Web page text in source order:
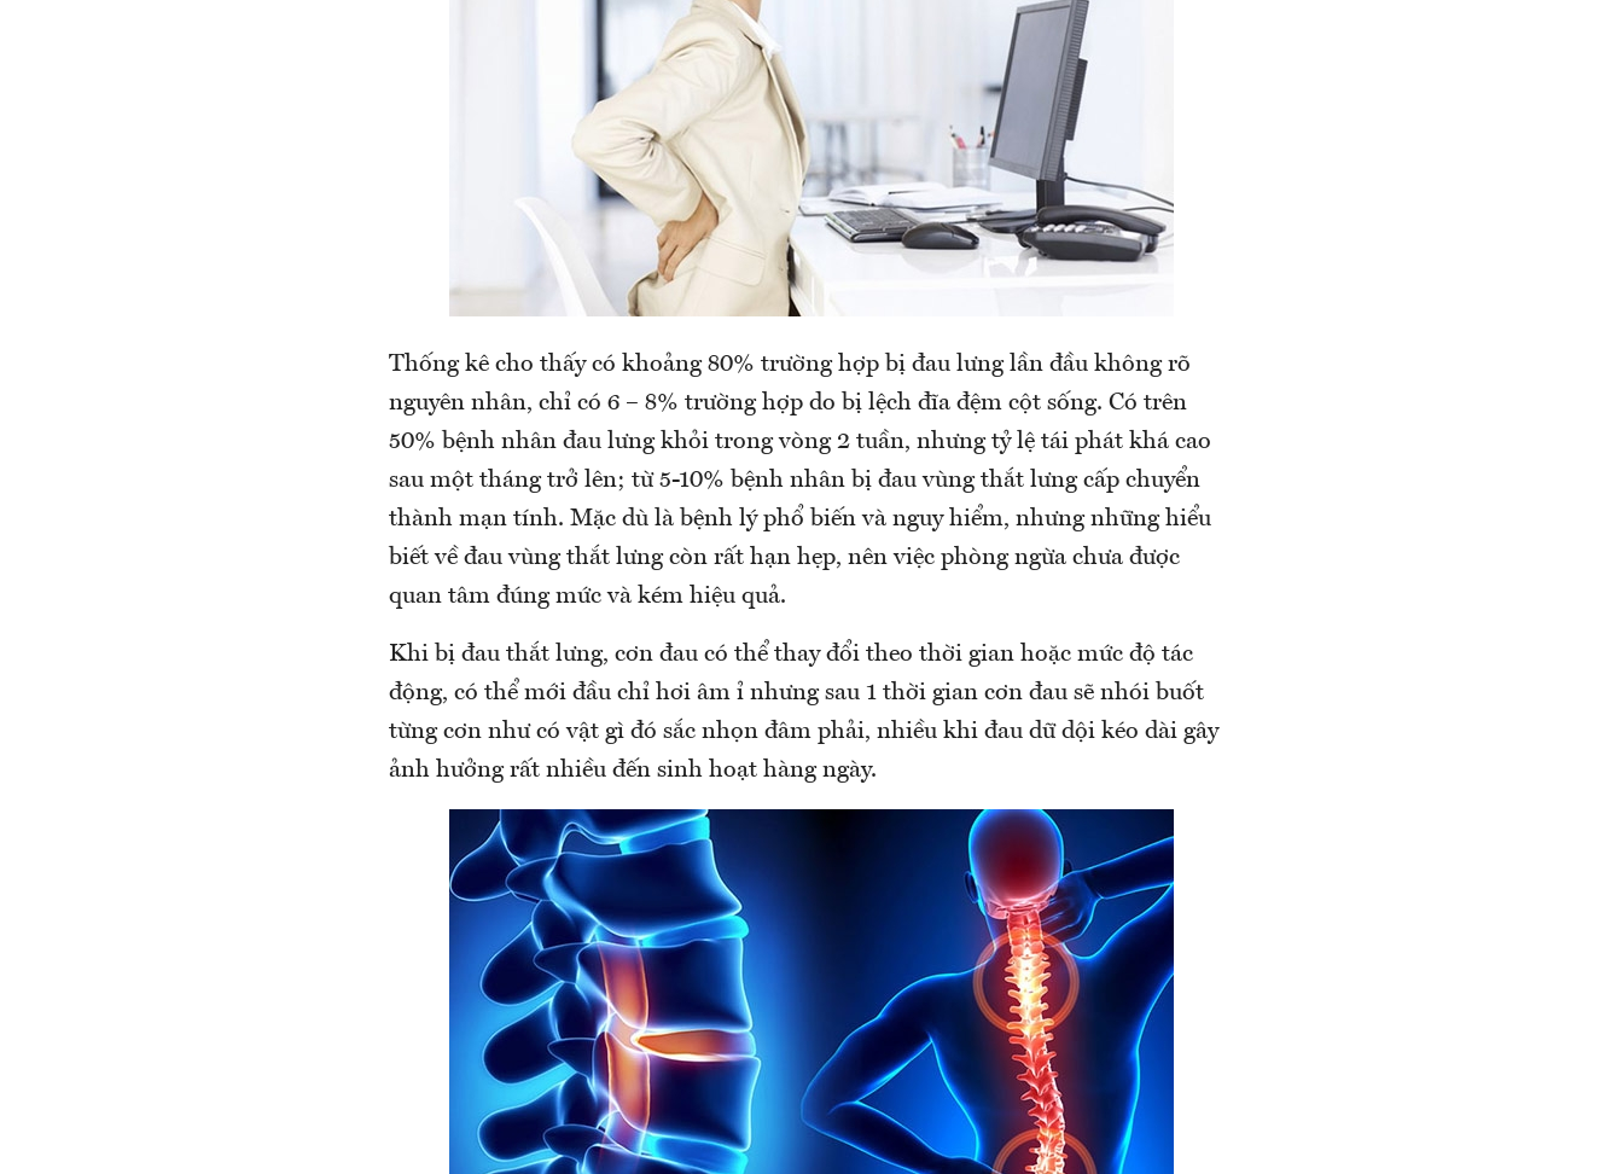
Thống kê cho thấy có khoảng 80% trường hợp bị đau lưng lần đầu không rõ
nguyên nhân, chỉ có 6 – 8% trường hợp do bị lệch đĩa đệm cột sống. Có trên
50% bệnh nhân đau lưng khỏi trong vòng 2 tuần, nhưng tỷ lệ tái phát khá cao
sau một tháng trở lên; từ 5-10% bệnh nhân bị đau vùng thắt lưng cấp chuyển
thành mạn tính. Mặc dù là bệnh lý phổ biến và nguy hiểm, nhưng những hiểu
biết về đau vùng thắt lưng còn rất hạn hẹp, nên việc phòng ngừa chưa được
quan tâm đúng mức và kém hiệu quả.
Khi bị đau thắt lưng, cơn đau có thể thay đổi theo thời gian hoặc mức độ tác
động, có thể mới đầu chỉ hơi âm ỉ nhưng sau 1 thời gian cơn đau sẽ nhói buốt
từng cơn như có vật gì đó sắc nhọn đâm phải, nhiều khi đau dữ dội kéo dài gây
ảnh hưởng rất nhiều đến sinh hoạt hàng ngày.